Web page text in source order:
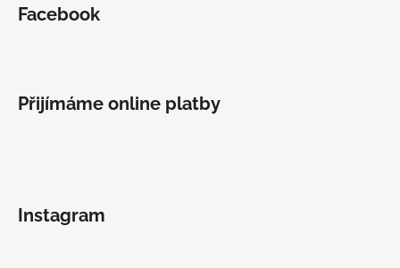
Facebook
Přijímáme online platby
Instagram